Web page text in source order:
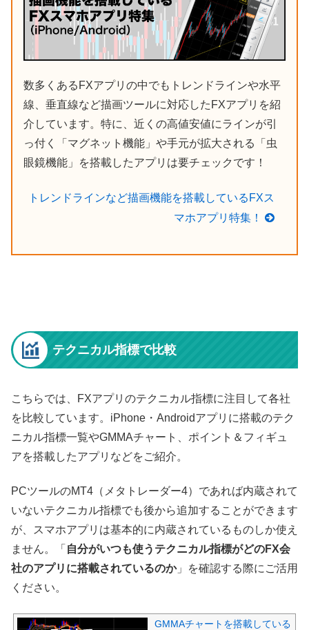
数多くあるFXアプリの中でもトレンドラインや水平
線、垂直線など描画ツールに対応したFXアプリを紹
介しています。特に、近くの高値安値にラインが引
っ付く「マグネット機能」や手元が拡大される「虫
眼鏡機能」を搭載したアプリは要チェックです！
トレンドラインなど描画機能を搭載しているFXス
マホアプリ特集！
テクニカル指標で比較
こちらでは、FXアプリのテクニカル指標に注目して各社
を比較しています。iPhone・Androidアプリに搭載のテク
ニカル指標一覧やGMMAチャート、ポイント＆フィギュ
アを搭載したアプリなどをご紹介。
PCツールのMT4（メタトレーダー4）であれば内蔵されて
いないテクニカル指標でも後から追加することができます
が、スマホアプリは基本的に内蔵されているものしか使え
ません。「 自分がいつも使うテクニカル指標がどのFX会
社のアプリに搭載されているのか」を確認する際にご活用
ください。
GMMAチャートを搭載している